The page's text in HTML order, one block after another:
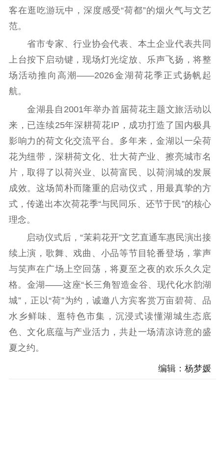
精品出版 全民阅读
出版监管
电影工作
电影创作 电影市场
党建要闻 学习在线
文化人才
紫金人才 职称评审
数据资源
公共服务
新时代公民素养
提升资源库
政务服务
登记服务
科研创新
服务管理平台
智库服务
管理平台
文艺创作
服务管理
文化产业
统计分析
数字出版
审读服务
新闻发布工作备
案管理系统
电影
服务
理论宣讲
共建共享平台
政工继续教育学
习平台
责任编辑注册
业务申报系统
客在逛吃游玩中，深度感受“荷都”的烟火气与文艺
范。
省市专家、行业协会代表、本土企业代表共同
上台按下启动键，现场灯光绽放、乐声飞扬，将整
场活动推向高潮——2026金湖荷花季正式扬帆起
航。
金湖县自2001年举办首届荷花主题文旅活动以
来，已连续25年深耕荷花IP，成功打造了国内极具
影响力的荷文化交流平台。多年来，金湖以一朵荷
花为纽带，深耕荷文化、壮大荷产业、擦亮城市名
片，取得了以荷兴业、以荷富民、以荷润城的发展
成效。这场简朴而隆重的启动仪式，用最真挚的方
式，传递出本次荷花季“与民同乐、还节于民”的核心
理念。
启动仪式后，“茉莉花开”文艺直通车惠民演出接
续上演，歌舞、戏曲、小品等节目轮番登场，掌声
与笑声在广场上空回荡，将夏至之夜的欢乐久久定
格。金湖——这座“长三角智造金谷、现代化水韵湖
城”，正以“荷”为约，诚邀八方宾客赏万亩碧荷、品
水乡鲜味、逛特色市集，沉浸式读懂湖城生态底
色、文化底蕴与产业活力，共赴一场清凉诗意的盛
夏之约。
编辑：杨梦媛